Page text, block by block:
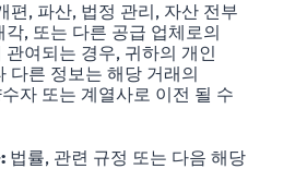
편, 파산, 법정 관리, 자산 전부
각, 또는 다른 공급 업체로의
여되는 경우, 귀하의 개인
다른 정보는 해당 거래의
자 또는 계열사로 이전 될 수
법률, 관련 규정 또는 다음 해당